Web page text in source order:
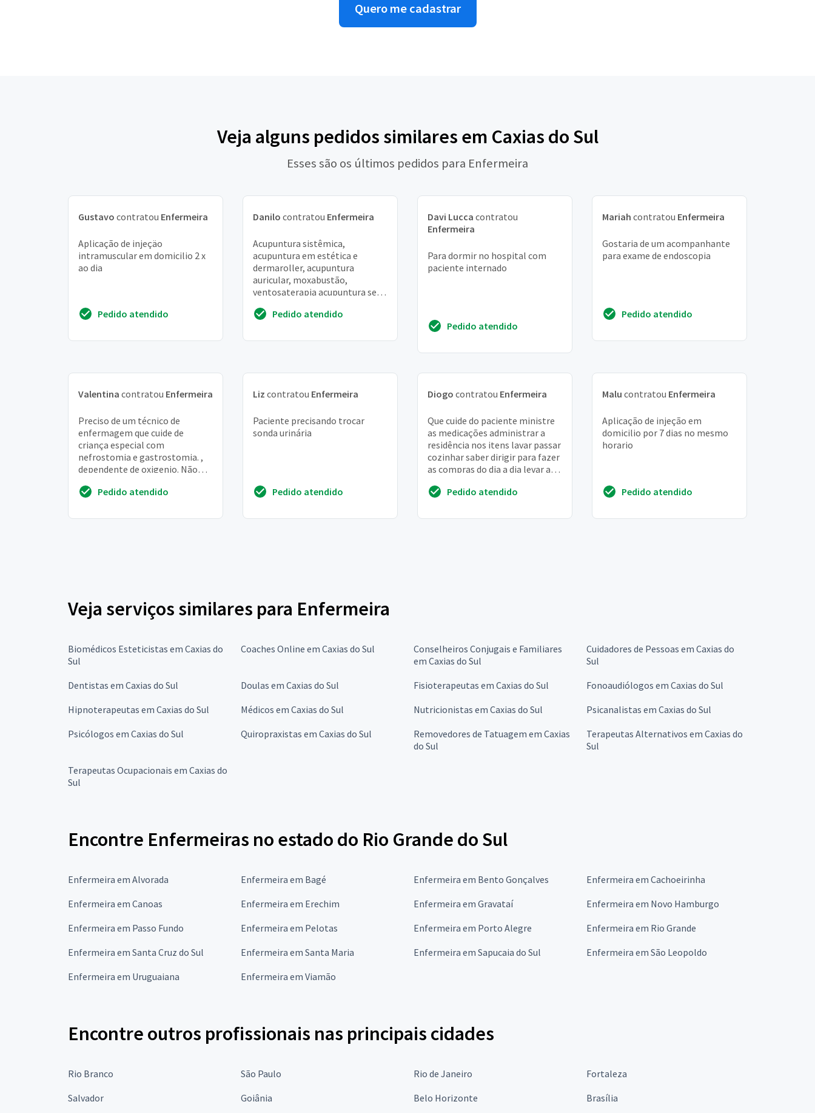
Quero me cadastrar
Veja alguns pedidos similares em Caxias do Sul
Esses são os últimos pedidos para Enfermeira
Gustavo contratou Enfermeira
Aplicação de injeçäo
intramuscular em domicilio 2 x
ao dia
Pedido atendido
Danilo contratou Enfermeira
Acupuntura sistêmica,
acupuntura em estética e
dermaroller, acupuntura
auricular, moxabustão,
ventosaterapia acupuntura sem
haiuha que potencializa as
Pedido atendido
Davi Lucca contratou
Enfermeira
Para dormir no hospital com
paciente internado
Pedido atendido
Mariah contratou Enfermeira
Gostaria de um acompanhante
para exame de endoscopia
Pedido atendido
Valentina contratou Enfermeira
Preciso de um técnico de
enfermagem que cuide de
criança especial com
nefrostomia e gastrostomia. ,
dependente de oxigenio. Não
curativo se necessário, dar
Pedido atendido
Liz contratou Enfermeira
Paciente precisando trocar
sonda urinária
Pedido atendido
Diogo contratou Enfermeira
Que cuide do paciente ministre
as medicações administrar a
residência nos itens lavar passar
cozinhar saber dirigir para fazer
as compras do dia a dia levar ao
Pedido atendido
Malu contratou Enfermeira
Aplicação de injeção em
domicilio por 7 dias no mesmo
horario
Pedido atendido
Veja serviços similares para Enfermeira
Biomédicos Esteticistas em Caxias do
Sul
Coaches Online em Caxias do Sul
Conselheiros Conjugais e Familiares
em Caxias do Sul
Cuidadores de Pessoas em Caxias do
Sul
Dentistas em Caxias do Sul
Doulas em Caxias do Sul Fisioterapeutas em Caxias do Sul
Fonoaudiólogos em Caxias do Sul
Hipnoterapeutas em Caxias do Sul
Médicos em Caxias do Sul Nutricionistas em Caxias do Sul
Psicanalistas em Caxias do Sul
Psicólogos em Caxias do Sul
Quiropraxistas em Caxias do Sul
Removedores de Tatuagem em Caxias
do Sul
Terapeutas Alternativos em Caxias do
Sul
Terapeutas Ocupacionais em Caxias do
Sul
Encontre Enfermeiras no estado do Rio Grande do Sul
Enfermeira em Alvorada Enfermeira em Bagé Enfermeira em Bento Gonçalves
Enfermeira em Cachoeirinha
Enfermeira em Canoas
Enfermeira em Erechim Enfermeira em Gravataí
Enfermeira em Novo Hamburgo
Enfermeira em Passo Fundo
Enfermeira em Pelotas Enfermeira em Porto Alegre
Enfermeira em Rio Grande
Enfermeira em Santa Cruz do Sul
Enfermeira em Santa Maria Enfermeira em Sapucaia do Sul
Enfermeira em São Leopoldo
Enfermeira em Uruguaiana
Enfermeira em Viamão
Encontre outros profissionais nas principais cidades
Rio Branco São Paulo Rio de Janeiro
Fortaleza
Salvador
Goiânia Belo Horizonte Brasília